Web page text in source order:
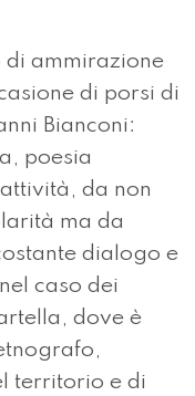
di ammirazione
di porsi di
Bianconi:
poesia
da non
ma da
dialogo e
caso dei
dove è
territorio e di